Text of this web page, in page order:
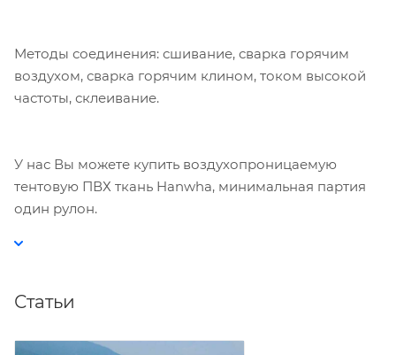
Методы соединения: сшивание, сварка горячим
воздухом, сварка горячим клином, током высокой
частоты, склеивание.
У нас Вы можете купить воздухопроницаемую
тентовую ПВХ ткань Hanwha, минимальная партия
один рулон.
Статьи
Принять